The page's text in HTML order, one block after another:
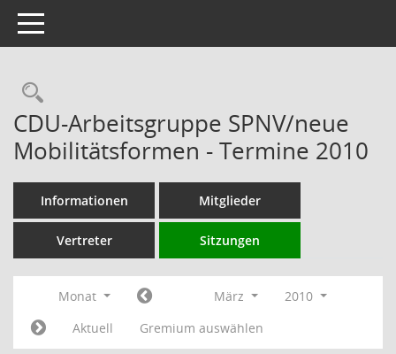
Toggle navigation
Rechercheauswahl
CDU-Arbeitsgruppe SPNV/neue
Mobilitätsformen - Termine 2010
Informationen Mitglieder
Vertreter Sitzungen
Monat März
2010
Aktuell
Gremium auswählen